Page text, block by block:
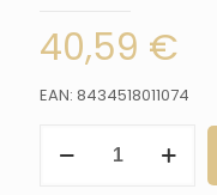
40,59 €
EAN: 8434518011074
S0277W